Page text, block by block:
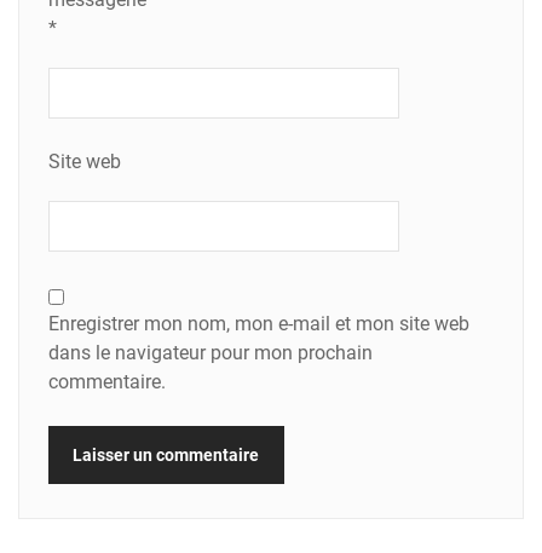
*
Site web
Enregistrer mon nom, mon e-mail et mon site web
dans le navigateur pour mon prochain
commentaire.